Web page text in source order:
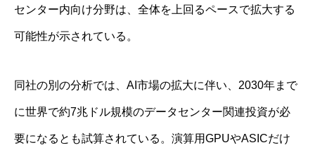
センター内向け分野は、全体を上回るペースで拡大する
可能性が示されている。
同社の別の分析では、AI市場の拡大に伴い、2030年まで
に世界で約7兆ドル規模のデータセンター関連投資が必
要になるとも試算されている。演算用GPUやASICだけ